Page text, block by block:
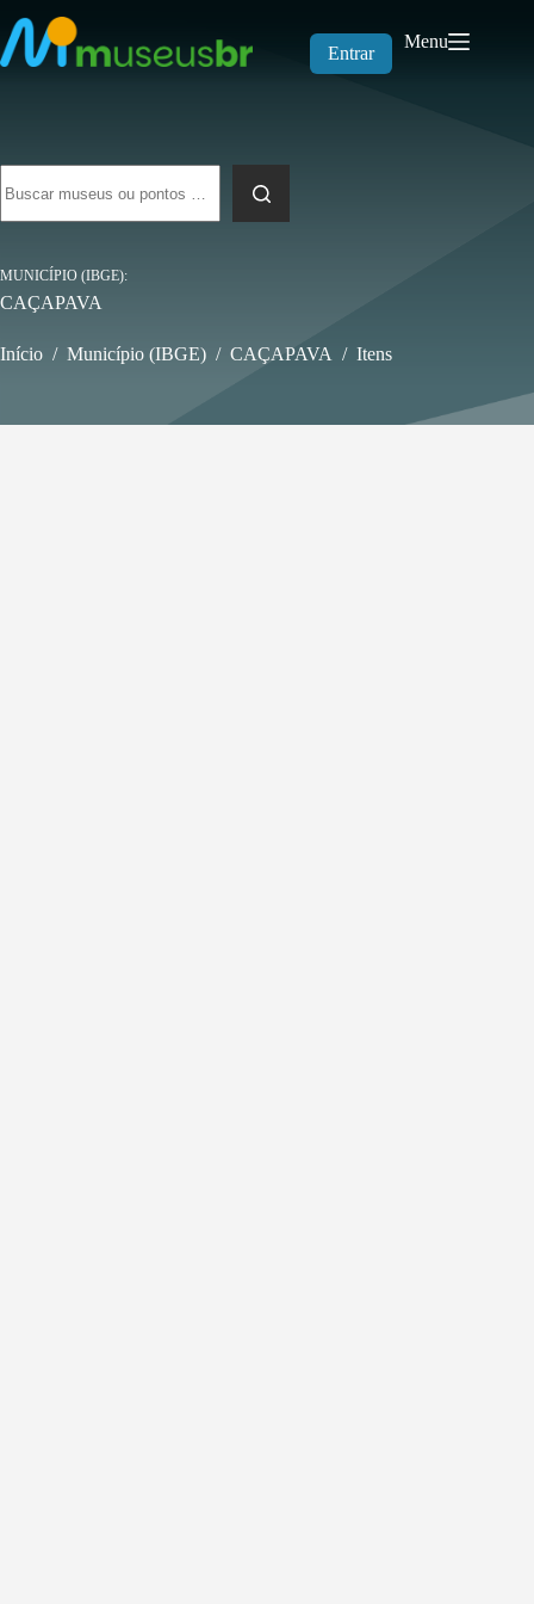
para
o
conteúdo
Entrar
Menu
resultados
MUNICÍPIO (IBGE)
CAÇAPAVA
Início / Município (IBGE) / CAÇAPAVA / Itens